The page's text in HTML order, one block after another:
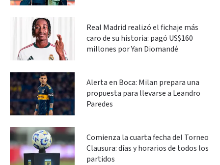
Real Madrid realizó el fichaje más
caro de su historia: pagó US$160
millones por Yan Diomandé
Alerta en Boca: Milan prepara una
propuesta para llevarse a Leandro
Paredes
Comienza la cuarta fecha del Torneo
Clausura: días y horarios de todos los
partidos